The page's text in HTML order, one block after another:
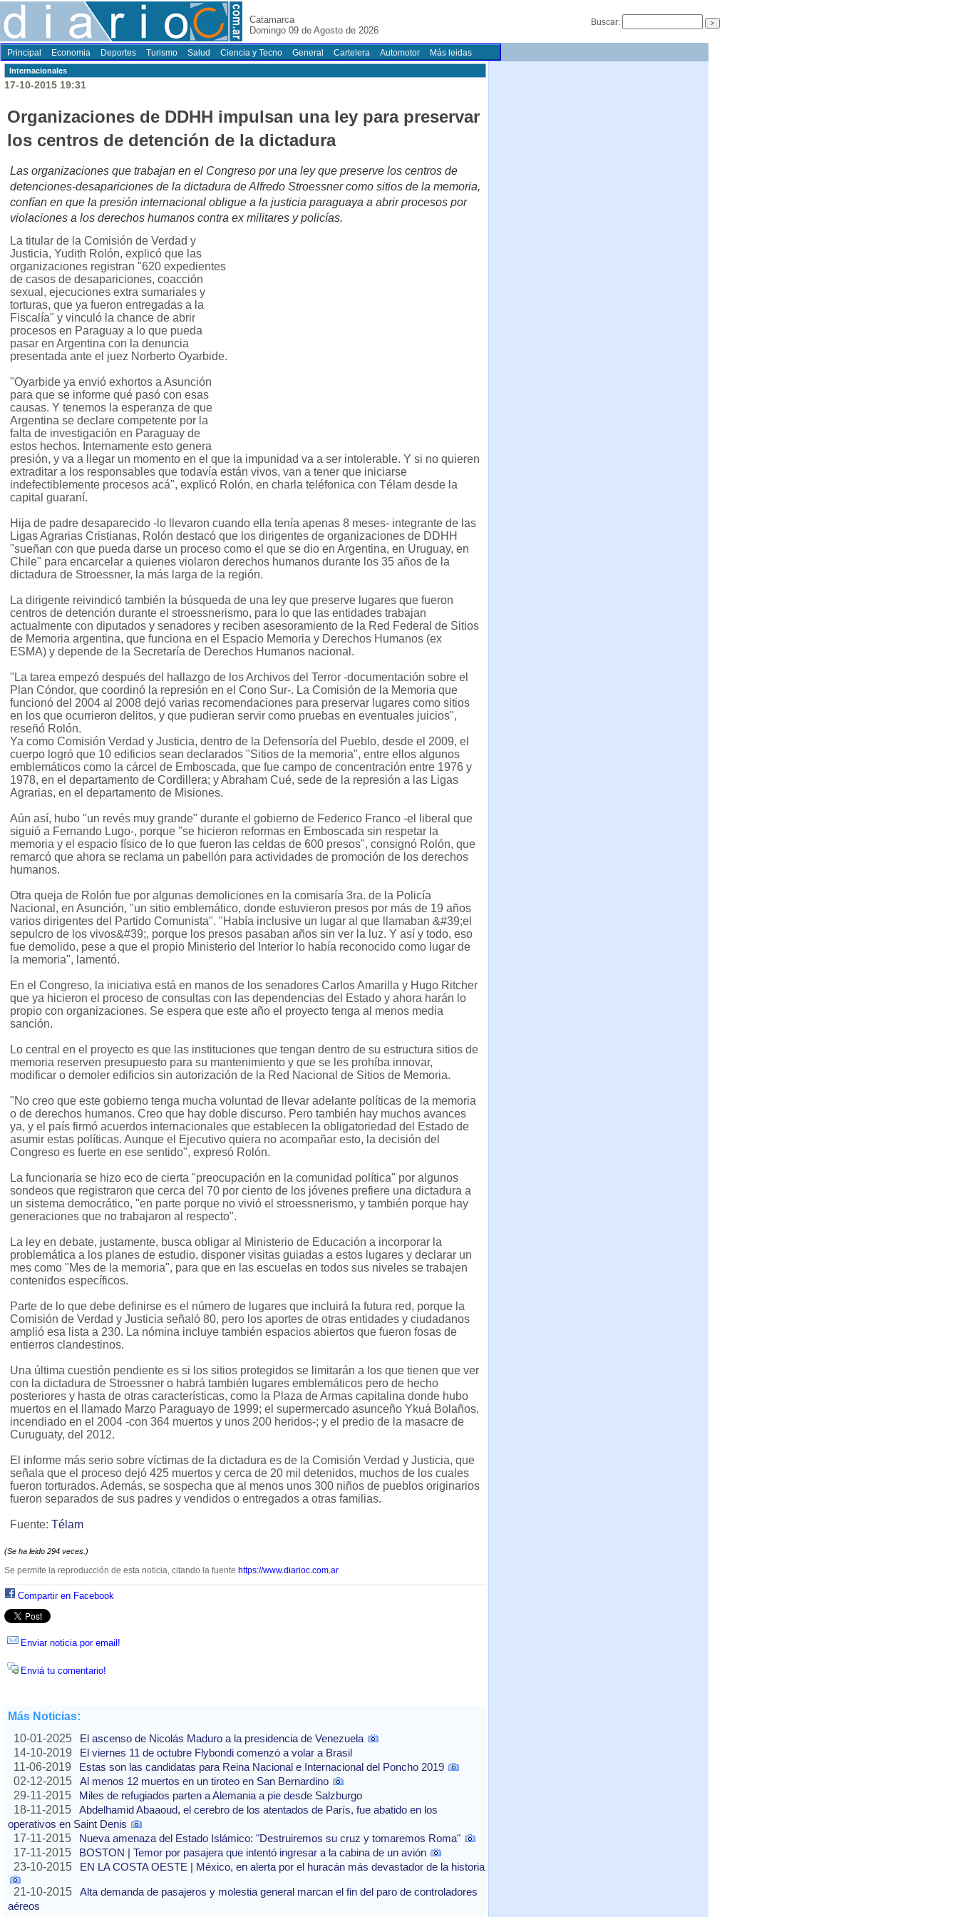
Catamarca
Domingo 09 de Agosto de 2026
Buscar:
Principal Economia Deportes Turismo Salud Ciencia y Tecno General Cartelera Automotor Más leidas
Internacionales
17-10-2015 19:31
Organizaciones de DDHH impulsan una ley para preservar
los centros de detención de la dictadura
Las organizaciones que trabajan en el Congreso por una ley que preserve los centros de
detenciones-desapariciones de la dictadura de Alfredo Stroessner como sitios de la memoria,
confían en que la presión internacional obligue a la justicia paraguaya a abrir procesos por
violaciones a los derechos humanos contra ex militares y policías.
La titular de la Comisión de Verdad y
Justicia, Yudith Rolón, explicó que las
organizaciones registran "620 expedientes
de casos de desapariciones, coacción
sexual, ejecuciones extra sumariales y
torturas, que ya fueron entregadas a la
Fiscalía" y vinculó la chance de abrir
procesos en Paraguay a lo que pueda
pasar en Argentina con la denuncia
presentada ante el juez Norberto Oyarbide.
"Oyarbide ya envió exhortos a Asunción
para que se informe qué pasó con esas
causas. Y tenemos la esperanza de que
Argentina se declare competente por la
falta de investigación en Paraguay de
estos hechos. Internamente esto genera
presión, y va a llegar un momento en el que la impunidad va a ser intolerable. Y si no quieren
extraditar a los responsables que todavía están vivos, van a tener que iniciarse
indefectiblemente procesos acá", explicó Rolón, en charla teléfonica con Télam desde la
capital guaraní.
Hija de padre desaparecido -lo llevaron cuando ella tenía apenas 8 meses- integrante de las
Ligas Agrarias Cristianas, Rolón destacó que los dirigentes de organizaciones de DDHH
"sueñan con que pueda darse un proceso como el que se dio en Argentina, en Uruguay, en
Chile" para encarcelar a quienes violaron derechos humanos durante los 35 años de la
dictadura de Stroessner, la más larga de la región.
La dirigente reivindicó también la búsqueda de una ley que preserve lugares que fueron
centros de detención durante el stroessnerismo, para lo que las entidades trabajan
actualmente con diputados y senadores y reciben asesoramiento de la Red Federal de Sitios
de Memoria argentina, que funciona en el Espacio Memoria y Derechos Humanos (ex
ESMA) y depende de la Secretaría de Derechos Humanos nacional.
"La tarea empezó después del hallazgo de los Archivos del Terror -documentación sobre el
Plan Cóndor, que coordinó la represión en el Cono Sur-. La Comisión de la Memoria que
funcionó del 2004 al 2008 dejó varias recomendaciones para preservar lugares como sitios
en los que ocurrieron delitos, y que pudieran servir como pruebas en eventuales juicios",
reseñó Rolón.
Ya como Comisión Verdad y Justicia, dentro de la Defensoría del Pueblo, desde el 2009, el
cuerpo logró que 10 edificios sean declarados "Sitios de la memoria", entre ellos algunos
emblemáticos como la cárcel de Emboscada, que fue campo de concentración entre 1976 y
1978, en el departamento de Cordillera; y Abraham Cué, sede de la represión a las Ligas
Agrarias, en el departamento de Misiones.
Aún así, hubo "un revés muy grande" durante el gobierno de Federico Franco -el liberal que
siguió a Fernando Lugo-, porque "se hicieron reformas en Emboscada sin respetar la
memoria y el espacio físico de lo que fueron las celdas de 600 presos", consignó Rolón, que
remarcó que ahora se reclama un pabellón para actividades de promoción de los derechos
humanos.
Otra queja de Rolón fue por algunas demoliciones en la comisaría 3ra. de la Policía
Nacional, en Asunción, "un sitio emblemático, donde estuvieron presos por más de 19 años
varios dirigentes del Partido Comunista". "Había inclusive un lugar al que llamaban &#39;el
sepulcro de los vivos&#39;, porque los presos pasaban años sin ver la luz. Y así y todo, eso
fue demolido, pese a que el propio Ministerio del Interior lo había reconocido como lugar de
la memoria", lamentó.
En el Congreso, la iniciativa está en manos de los senadores Carlos Amarilla y Hugo Ritcher
que ya hicieron el proceso de consultas con las dependencias del Estado y ahora harán lo
propio con organizaciones. Se espera que este año el proyecto tenga al menos media
sanción.
Lo central en el proyecto es que las instituciones que tengan dentro de su estructura sitios de
memoria reserven presupuesto para su mantenimiento y que se les prohíba innovar,
modificar o demoler edificios sin autorización de la Red Nacional de Sitios de Memoria.
"No creo que este gobierno tenga mucha voluntad de llevar adelante políticas de la memoria
o de derechos humanos. Creo que hay doble discurso. Pero también hay muchos avances
ya, y el país firmó acuerdos internacionales que establecen la obligatoriedad del Estado de
asumir estas políticas. Aunque el Ejecutivo quiera no acompañar esto, la decisión del
Congreso es fuerte en ese sentido", expresó Rolón.
La funcionaria se hizo eco de cierta "preocupación en la comunidad política" por algunos
sondeos que registraron que cerca del 70 por ciento de los jóvenes prefiere una dictadura a
un sistema democrático, "en parte porque no vivió el stroessnerismo, y también porque hay
generaciones que no trabajaron al respecto".
La ley en debate, justamente, busca obligar al Ministerio de Educación a incorporar la
problemática a los planes de estudio, disponer visitas guiadas a estos lugares y declarar un
mes como "Mes de la memoria", para que en las escuelas en todos sus niveles se trabajen
contenidos específicos.
Parte de lo que debe definirse es el número de lugares que incluirá la futura red, porque la
Comisión de Verdad y Justicia señaló 80, pero los aportes de otras entidades y ciudadanos
amplió esa lista a 230. La nómina incluye también espacios abiertos que fueron fosas de
entierros clandestinos.
Una última cuestión pendiente es si los sitios protegidos se limitarán a los que tienen que ver
con la dictadura de Stroessner o habrá también lugares emblemáticos pero de hecho
posteriores y hasta de otras características, como la Plaza de Armas capitalina donde hubo
muertos en el llamado Marzo Paraguayo de 1999; el supermercado asunceño Ykuá Bolaños,
incendiado en el 2004 -con 364 muertos y unos 200 heridos-; y el predio de la masacre de
Curuguaty, del 2012.
El informe más serio sobre víctimas de la dictadura es de la Comisión Verdad y Justicia, que
señala que el proceso dejó 425 muertos y cerca de 20 mil detenidos, muchos de los cuales
fueron torturados. Además, se sospecha que al menos unos 300 niños de pueblos originarios
fueron separados de sus padres y vendidos o entregados a otras familias.
Fuente: Télam
(Se ha leido 294 veces.)
Se permite la reproducción de esta noticia, citando la fuente https://www.diarioc.com.ar
Compartir en Facebook
Enviar noticia por email!
Enviá tu comentario!
Más Noticias:
10-01-2025
El ascenso de Nicolás Maduro a la presidencia de Venezuela
14-10-2019
El viernes 11 de octubre Flybondi comenzó a volar a Brasil
11-06-2019
Estas son las candidatas para Reina Nacional e Internacional del Poncho 2019
02-12-2015
Al menos 12 muertos en un tiroteo en San Bernardino
29-11-2015
Miles de refugiados parten a Alemania a pie desde Salzburgo
18-11-2015
Abdelhamid Abaaoud, el cerebro de los atentados de París, fue abatido en los
operativos en Saint Denis
17-11-2015
Nueva amenaza del Estado Islámico: "Destruiremos su cruz y tomaremos Roma"
17-11-2015
BOSTON | Temor por pasajera que intentó ingresar a la cabina de un avión
23-10-2015
EN LA COSTA OESTE | México, en alerta por el huracán más devastador de la historia
21-10-2015
Alta demanda de pasajeros y molestia general marcan el fin del paro de controladores
aéreos